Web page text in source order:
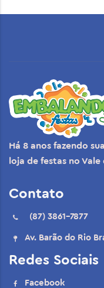
Há 8 anos fazendo
loja de festas no
Contato
(87) 3861-7877
Av. Barão do Rio
Redes Sociais
Facebook